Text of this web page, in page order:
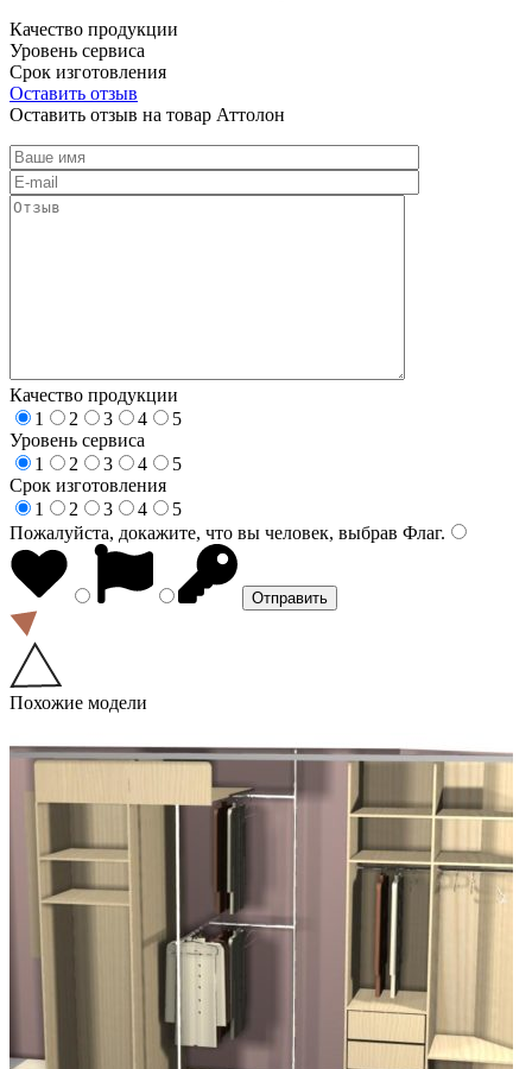
Качество продукции
Уровень сервиса
Срок изготовления
Оставить отзыв
Оставить отзыв на товар Аттолон
Качество продукции
1
2 3 4
5
Уровень сервиса
1
2 3 4
5
Срок изготовления
1
2 3 4
5
Пожалуйста, докажите, что вы человек, выбрав Флаг.
Похожие модели